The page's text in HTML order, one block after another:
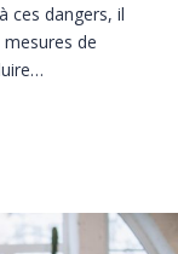
ces dangers, il
de